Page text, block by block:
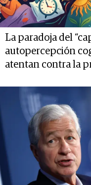
La paradoja del
autopercepción
atentan contra la